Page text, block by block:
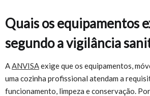
Quais os equipamentos
segundo a vigilância
AANVISAexige que os equipamentos,
uma cozinha profissional atendam a
funcionamento, limpeza e conservação.